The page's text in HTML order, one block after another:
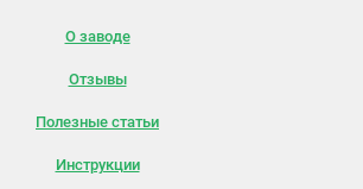
О заводе
Отзывы
Полезные статьи
Инструкции